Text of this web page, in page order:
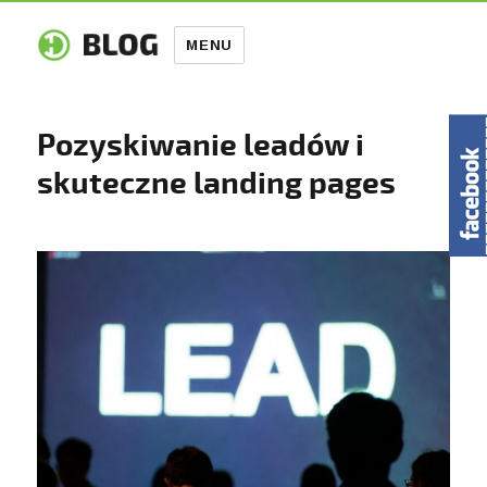
MENU
Pozyskiwanie leadów i
skuteczne landing pages